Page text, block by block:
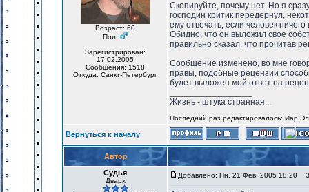
Возраст: 60
Пол:
Зарегистрирован:
17.02.2005
Сообщения: 1518
Откуда: Санкт-Петербург
Скопируйте, почему нет. Но я
господин критик передернул,
ему отвечать, если человек
Обидно, что он выложил свое
правильно сказал, что прочитав
Сообщение изменено, во мне
правы, подобные рецензии
будет выложен мой ответ на
Жизнь - штука странная...
Последний раз редактировалось: Иар
Вернуться к началу
Автор
Судья
Дварх
Добавлено: Пн, 21 Фев, 2005 18:20